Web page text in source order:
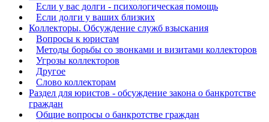
Если у вас долги - психологическая помощь
Если долги у ваших близких
Коллекторы. Обсуждение служб взыскания
Вопросы к юристам
Методы борьбы со звонками и визитами коллекторов
Угрозы коллекторов
Другое
Слово коллекторам
Раздел для юристов - обсуждение закона о банкротстве
граждан
Общие вопросы о банкротстве граждан